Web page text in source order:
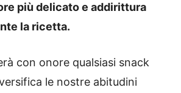
più delicato e addirittura
la ricetta.
con onore qualsiasi snack
le nostre abitudini